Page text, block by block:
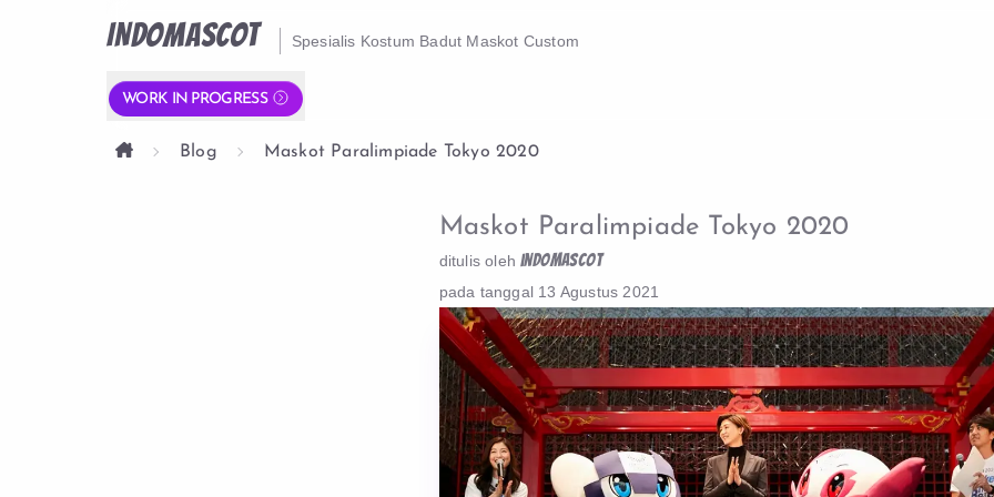
INDOMASCOT Spesialis Kostum Badut Maskot Custom
WORK IN PROGRESS
Blog Maskot Paralimpiade Tokyo 2020
Maskot Paralimpiade Tokyo 2020
ditulis oleh indomascot
pada tanggal 13 Agustus 2021